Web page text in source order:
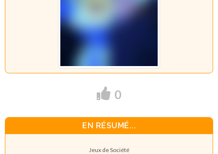
0
EN RÉSUMÉ...
Jeux de Société